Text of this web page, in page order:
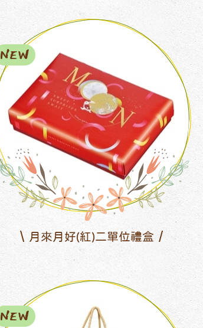
月來月好(紅)二單位禮盒
NEW
NEW